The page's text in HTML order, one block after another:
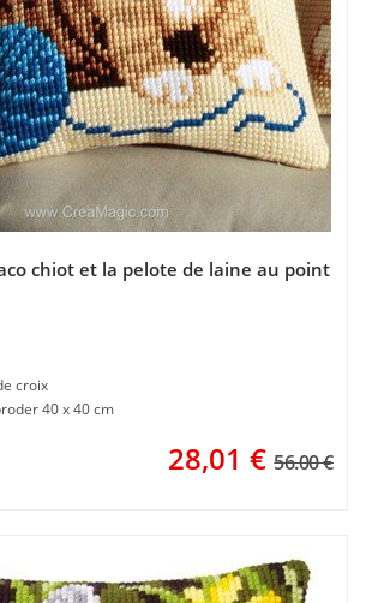
chiot et la pelote de laine au point
croix
40 x 40 cm
28,01 € 56.00 €